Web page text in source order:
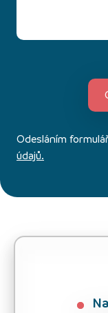
Odesláním
údajů.